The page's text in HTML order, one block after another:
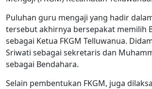
Puluhan guru mengaji yang hadir
tersebut akhirnya bersepakat memilih
sebagai Ketua FKGM Telluwanua.
Sriwati sebagai sekretaris dan
sebagai Bendahara.
Selain pembentukan FKGM, juga